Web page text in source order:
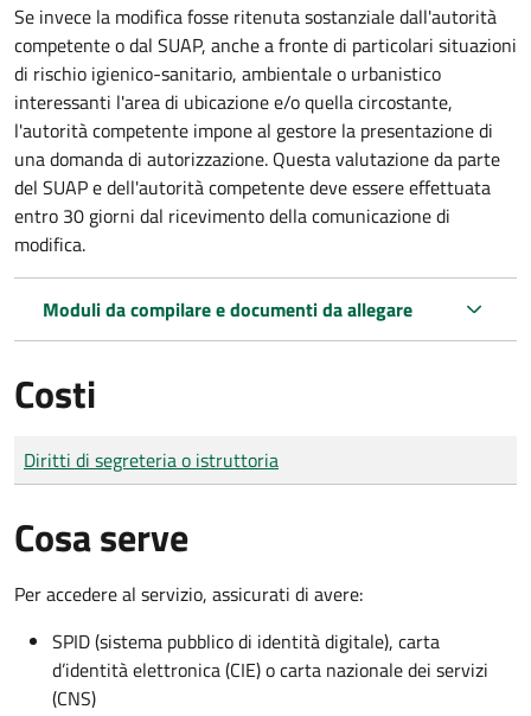
Se invece la modifica fosse ritenuta sostanziale dall'autorità
competente o dal SUAP, anche a fronte di particolari situazioni
di rischio igienico-sanitario, ambientale o urbanistico
interessanti l'area di ubicazione e/o quella circostante,
l'autorità competente impone al gestore la presentazione di
una domanda di autorizzazione. Questa valutazione da parte
del SUAP e dell'autorità competente deve essere effettuata
entro 30 giorni dal ricevimento della comunicazione di
modifica.
Moduli da compilare e documenti da allegare
Costi
Tipo di pagamento
Importo
Diritti di segreteria o istruttoria
Cosa serve
Per accedere al servizio, assicurati di avere:
SPID (sistema pubblico di identità digitale), carta
d’identità elettronica (CIE) o carta nazionale dei servizi
(CNS)